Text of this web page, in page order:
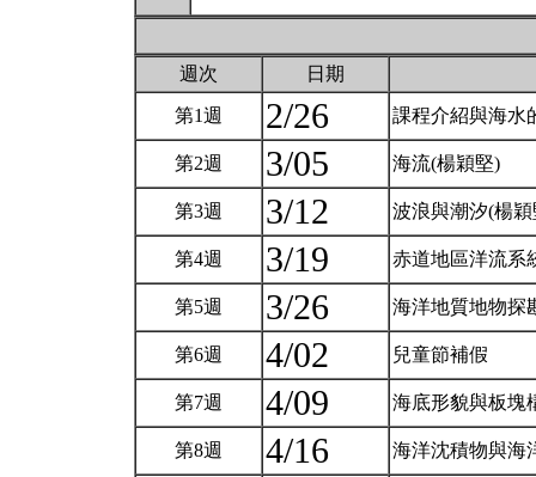
週次 日期
第1週 2/26 課程介紹與海水
第2週 3/05 海流(楊穎堅)
第3週 3/12 波浪與潮汐(楊
第4週 3/19 赤道地區洋流系
第5週 3/26 海洋地質地物探
第6週 4/02 兒童節補假
第7週 4/09 海底形貌與板塊
第8週 4/16 海洋沈積物與海